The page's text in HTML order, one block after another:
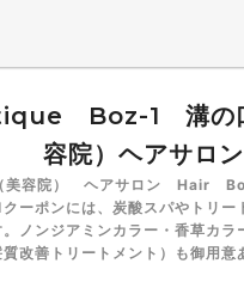
Boz-1 溝の
容院）ヘアサロン
美容院） ヘアサロン Hair
ーポンには、炭酸スパやトリー
ノンジアミンカラー・香草カラ
質改善トリートメント）も御用意